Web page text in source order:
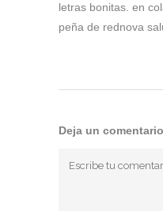
letras bonitas. en
peña de rednova
Deja un comentario